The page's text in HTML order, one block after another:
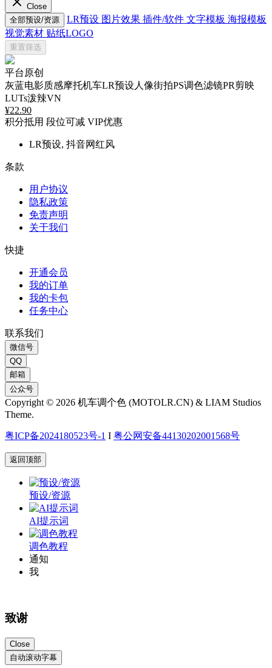
Close
全部预设/资源
LR预设 图片效果 插件/软件 文字模板 海报模板
视觉素材 贴纸LOGO
重置筛选
平台原创
灰蓝电影质感摩托机车LR预设人像街拍PS调色滤镜PR剪映
LUTs泼辣VN
¥22.90
积分抵用 段位可减 VIP优惠
LR预设, 抖音网红风
条款
用户协议
隐私政策
免责声明
关于我们
快捷
开通会员
我的订单
我的卡包
任务中心
联系我们
微信号
QQ
邮箱
公众号
Copyright © 2026 机车调个色 (MOTOLR.CN) & LIAM Studios
Theme.
粤ICP备2024180523号-1 I 粤公网安备44130202001568号
返回顶部
预设/资源
AI提示词
调色教程
通知
我
致谢
Close
自动滚动字幕